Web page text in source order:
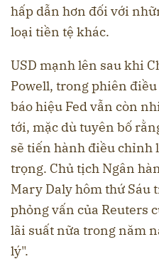
hấp dẫn hơn đối với
loại tiền tệ khác.
USD mạnh lên sau khi
Powell, trong phiên
báo hiệu Fed vẫn còn
tới, mặc dù tuyên bố
sẽ tiến hành điều chỉnh
trọng. Chủ tịch Ngân
Mary Daly hôm thứ Sáu
phỏng vấn của Reuters
lãi suất nữa trong năm
lý".